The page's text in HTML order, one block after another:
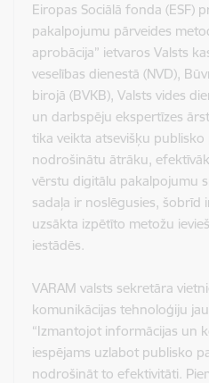
Eiropas Sociālā fonda (ESF)
pakalpojumu pārveides
aprobācija” ietvaros Valsts
veselības dienestā (NVD),
birojā (BVKB), Valsts vides
un darbspēju ekspertīzes
tika veikta atsevišķu
nodrošinātu ātrāku,
vērstu digitālu pakalpojumu
sadaļa ir noslēgusies, šobrīd
uzsākta izpētīto metožu
iestādēs.
VARAM valsts sekretāra
komunikācijas tehnoloģiju
“Izmantojot informācijas un
iespējams uzlabot publisko
nodrošināt to efektivitāti.